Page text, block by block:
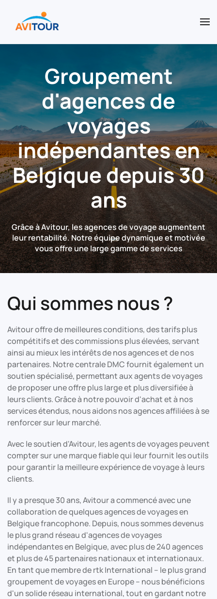
Accéder au contenu principal
Groupement
d'agences de
voyages
indépendantes en
Belgique depuis 30
ans
Grâce à Avitour, les agences de voyage augmentent
leur rentabilité. Notre équipe dynamique et motivée
vous offre une large gamme de services
Qui sommes nous ?
Avitour offre de meilleures conditions, des tarifs plus
compétitifs et des commissions plus élevées, servant
ainsi au mieux les intérêts de nos agences et de nos
partenaires. Notre centrale DMC fournit également un
soutien spécialisé, permettant aux agents de voyages
de proposer une offre plus large et plus diversifiée à
leurs clients. Grâce à notre pouvoir d'achat et à nos
services étendus, nous aidons nos agences affiliées à se
renforcer sur leur marché.
Avec le soutien d'Avitour, les agents de voyages peuvent
compter sur une marque fiable qui leur fournit les outils
pour garantir la meilleure expérience de voyage à leurs
clients.
Il y a presque 30 ans, Avitour a commencé avec une
collaboration de quelques agences de voyages en
Belgique francophone. Depuis, nous sommes devenus
le plus grand réseau d'agences de voyages
indépendantes en Belgique, avec plus de 240 agences
et plus de 45 partenaires nationaux et internationaux.
En tant que membre de rtk International – le plus grand
groupement de voyages en Europe – nous bénéficions
d'un solide réseau international, tout en gardant notre